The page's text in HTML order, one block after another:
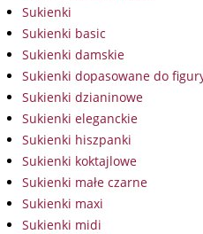
Sukienki
Sukienki basic
Sukienki damskie
Sukienki dopasowane do
Sukienki dzianinowe
Sukienki eleganckie
Sukienki hiszpanki
Sukienki koktajlowe
Sukienki małe czarne
Sukienki maxi
Sukienki midi